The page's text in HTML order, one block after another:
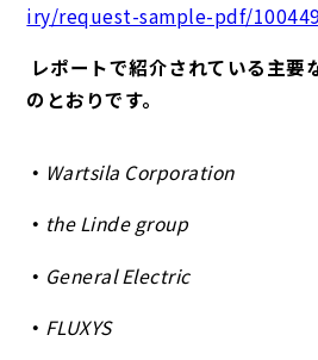
iry/request-sample-pdf/
レポートで紹介されている主要
のとおりです。
Wartsila Corporation
the Linde group
General Electric
FLUXYS